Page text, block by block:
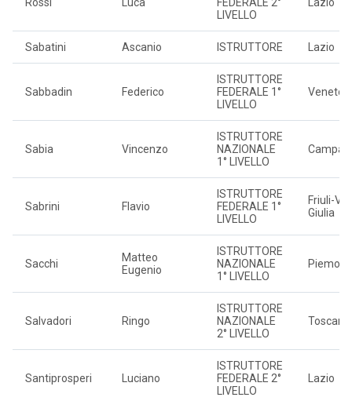
LIVELLO
Sabatini Ascanio ISTRUTTORE Lazio
Sabbadin Federico
ISTRUTTORE
FEDERALE 1°
LIVELLO
Veneto
Sabia Vincenzo
ISTRUTTORE
NAZIONALE
1° LIVELLO
Sabrini Flavio
ISTRUTTORE
FEDERALE 1°
LIVELLO
Friuli-
Giulia
Sacchi
Matteo
Eugenio
ISTRUTTORE
NAZIONALE
1° LIVELLO
Salvadori Ringo
ISTRUTTORE
NAZIONALE
2° LIVELLO
Toscana
Santiprosperi Luciano
ISTRUTTORE
FEDERALE 2°
LIVELLO
Lazio